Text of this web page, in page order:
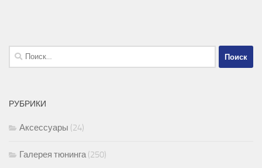
Найти:
РУБРИКИ
Аксессуары (24)
Галерея тюнинга(250)